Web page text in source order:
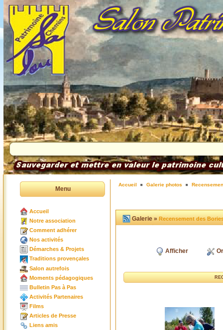
Menu
Accueil
Notre association
Comment adhérer
Nos activités
Démarches & Projets
Traditions provençales
Salon autrefois
Moments pédagogiques
Bulletin Pas à Pas
Activités Partenaires
Films
Articles de Presse
Liens amis
Accueil Galerie photos
Galerie »Recensement des
Afficher